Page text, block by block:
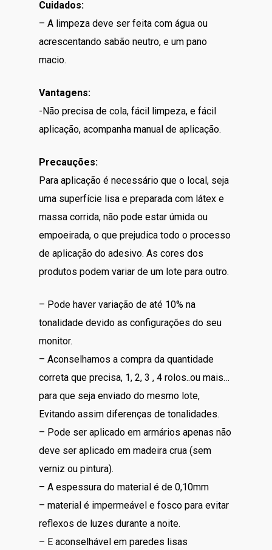
Cuidados:
– A limpeza deve ser feita com água ou
acrescentando sabão neutro, e um pano
macio.
Vantagens:
-Não precisa de cola, fácil limpeza, e fácil
aplicação, acompanha manual de aplicação.
Precauções:
Para aplicação é necessário que o local, seja
uma superfície lisa e preparada com látex e
massa corrida, não pode estar úmida ou
empoeirada, o que prejudica todo o processo
de aplicação do adesivo. As cores dos
produtos podem variar de um lote para outro.
– Pode haver variação de até 10% na
tonalidade devido as configurações do seu
monitor.
– Aconselhamos a compra da quantidade
correta que precisa, 1, 2, 3 , 4 rolos..ou mais…
para que seja enviado do mesmo lote,
Evitando assim diferenças de tonalidades.
– Pode ser aplicado em armários apenas não
deve ser aplicado em madeira crua (sem
verniz ou pintura).
– A espessura do material é de 0,10mm
– material é impermeável e fosco para evitar
reflexos de luzes durante a noite.
– E aconselhável em paredes lisas